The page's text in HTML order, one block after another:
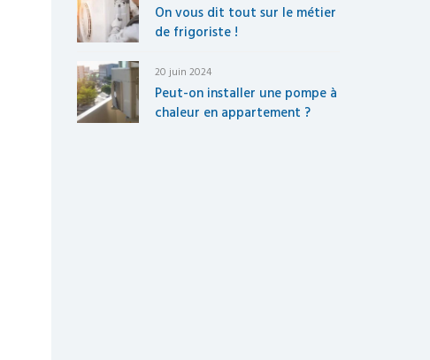
On vous dit tout sur le métier
de frigoriste !
20 juin 2024
Peut-on installer une pompe à
chaleur en appartement ?